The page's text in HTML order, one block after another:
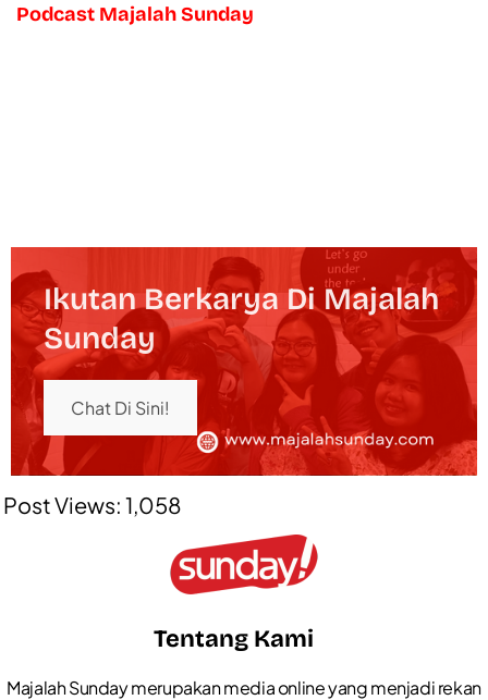
Podcast Majalah Sunday
Ikutan Berkarya Di Majalah
Sunday
Chat Di Sini!
Post Views: 1,058
Tentang Kami
Majalah Sunday merupakan media online yang menjadi rekan